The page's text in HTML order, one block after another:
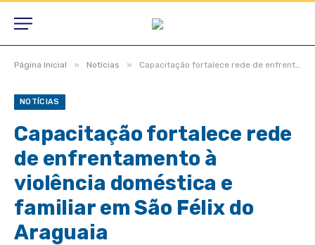
Página Inicial » Notícias » Capacitação fortalece rede de enfrentamento à violência doméstica e familiar em São Félix do Araguaia
NOTÍCIAS
Capacitação fortalece rede
de enfrentamento à
violência doméstica e
familiar em São Félix do
Araguaia